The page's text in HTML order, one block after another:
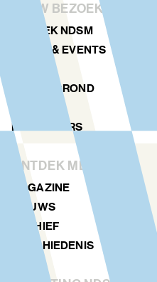
JOUW BEZOEK
ONTDEK NDSM
KUNST & EVENTS
AGENDA
PLATTEGROND
LOCATIES
NDSM TOERS
ONTDEK MEER
MAGAZINE
NIEUWS
ARCHIEF
GESCHIEDENIS